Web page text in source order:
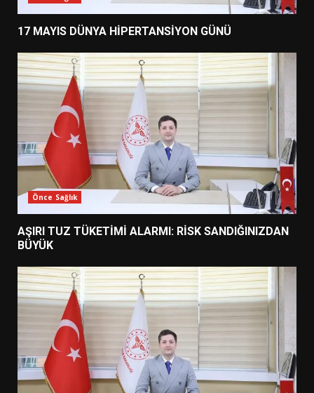
17 MAYIS DÜNYA HİPERTANSİYON GÜNÜ
Önce Sağlık
AŞIRI TUZ TÜKETİMİ ALARMI: RİSK SANDIĞINIZDAN
BÜYÜK